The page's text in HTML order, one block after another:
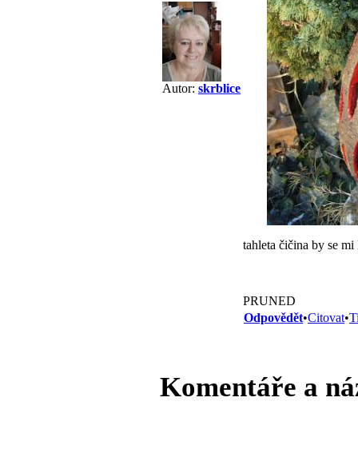
Autor: skrblice
tahleta čičina by se
PRUNED
Odpovědět•Citovat•
Komentáře a